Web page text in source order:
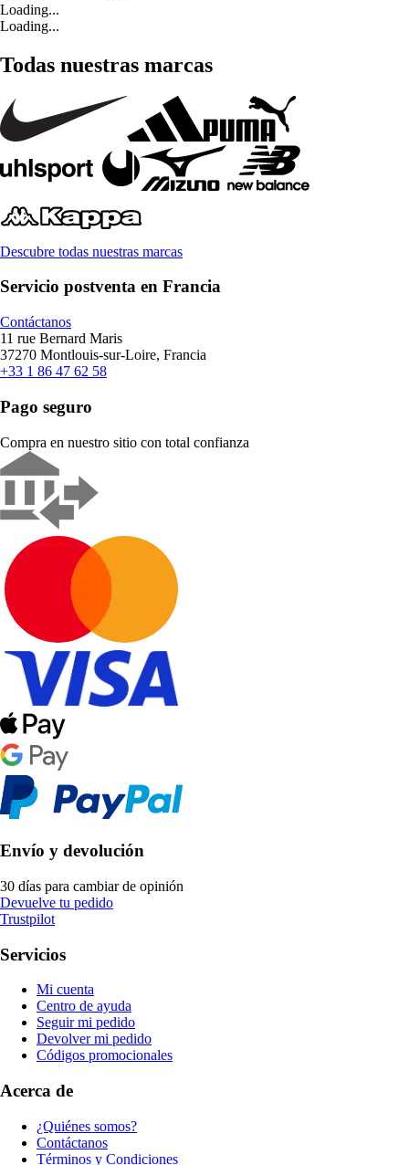
Loading...
Loading...
Todas nuestras marcas
Descubre todas nuestras marcas
Servicio postventa en Francia
Contáctanos
11 rue Bernard Maris
37270 Montlouis-sur-Loire, Francia
+33 1 86 47 62 58
Pago seguro
Compra en nuestro sitio con total confianza
Envío y devolución
30 días para cambiar de opinión
Devuelve tu pedido
Trustpilot
Servicios
Mi cuenta
Centro de ayuda
Seguir mi pedido
Devolver mi pedido
Códigos promocionales
Acerca de
¿Quiénes somos?
Contáctanos
Términos y Condiciones